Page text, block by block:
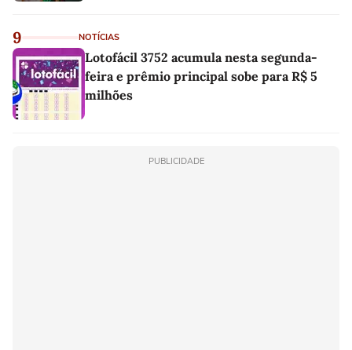
9 NOTÍCIAS
Lotofácil 3752 acumula nesta segunda-
feira e prêmio principal sobe para R$ 5
milhões
PUBLICIDADE